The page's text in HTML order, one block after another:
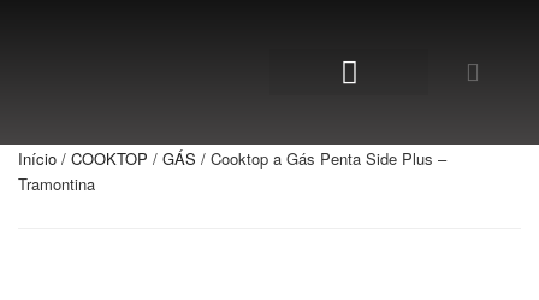
Início / COOKTOP / GÁS / Cooktop a Gás Penta Side Plus –
Tramontina